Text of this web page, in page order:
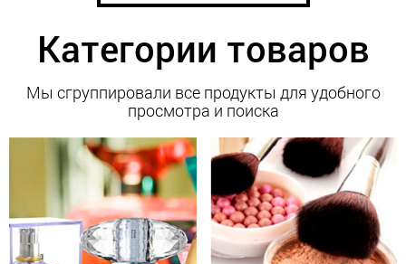
Категории товаров
Мы сгруппировали все продукты для удобного
просмотра и поиска